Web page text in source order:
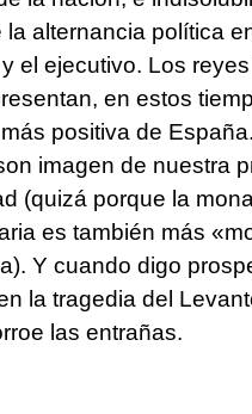
la alternancia política
el ejecutivo. Los
en estos
positiva de
imagen de nuestra
(quizá porque la
es también más
Y cuando digo
la tragedia del
las entrañas.